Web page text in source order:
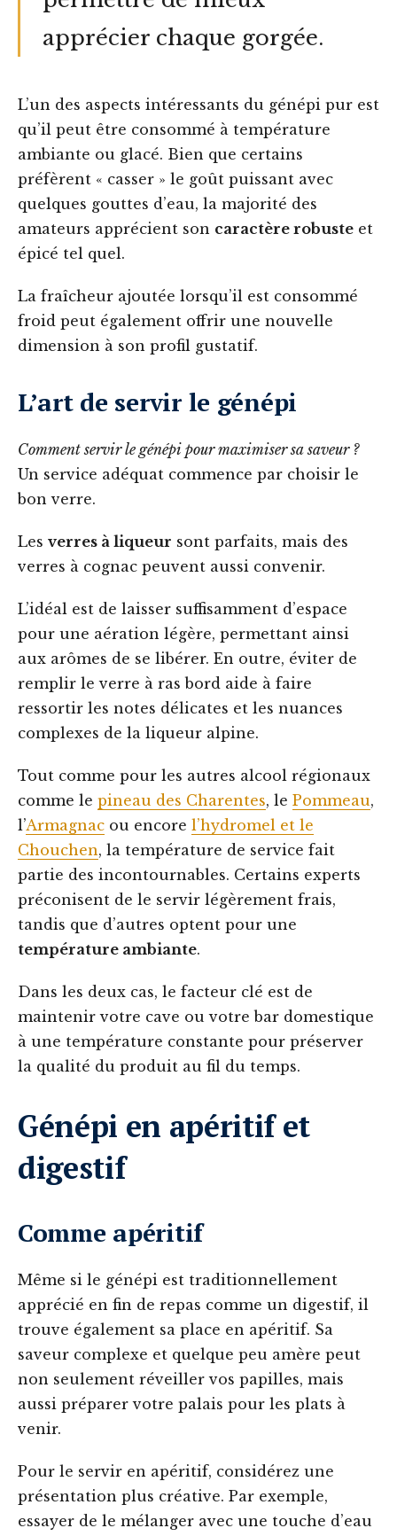
apprécier chaque gorgée.
L’un des aspects intéressants du génépi pur est
qu’il peut être consommé à température
ambiante ou glacé. Bien que certains
préfèrent « casser » le goût puissant avec
quelques gouttes d’eau, la majorité des
amateurs apprécient son caractère robuste et
épicé tel quel.
La fraîcheur ajoutée lorsqu’il est consommé
froid peut également offrir une nouvelle
dimension à son profil gustatif.
L’art de servir le génépi
Comment servir le génépi pour maximiser sa saveur ?
Un service adéquat commence par choisir le
bon verre.
Les verres à liqueur sont parfaits, mais des
verres à cognac peuvent aussi convenir.
L’idéal est de laisser suffisamment d’espace
pour une aération légère, permettant ainsi
aux arômes de se libérer. En outre, éviter de
remplir le verre à ras bord aide à faire
ressortir les notes délicates et les nuances
complexes de la liqueur alpine.
Tout comme pour les autres alcool régionaux
comme le pineau des Charentes, le Pommeau,
l’Armagnac ou encore l’hydromel et le
Chouchen, la température de service fait
partie des incontournables. Certains experts
préconisent de le servir légèrement frais,
tandis que d’autres optent pour une
température ambiante.
Dans les deux cas, le facteur clé est de
maintenir votre cave ou votre bar domestique
à une température constante pour préserver
la qualité du produit au fil du temps.
Génépi en apéritif et
digestif
Comme apéritif
Même si le génépi est traditionnellement
apprécié en fin de repas comme un digestif, il
trouve également sa place en apéritif. Sa
saveur complexe et quelque peu amère peut
non seulement réveiller vos papilles, mais
aussi préparer votre palais pour les plats à
venir.
Pour le servir en apéritif, considérez une
présentation plus créative. Par exemple,
essayer de le mélanger avec une touche d’eau